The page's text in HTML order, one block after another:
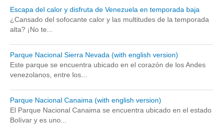
Escapa del calor y disfruta de Venezuela en temporada baja
¿Cansado del sofocante calor y las multitudes de la temporada
alta? ¡No te...
Parque Nacional Sierra Nevada (with english version)
Este parque se encuentra ubicado en el corazón de los Andes
venezolanos, entre los...
Parque Nacional Canaima (with english version)
El Parque Nacional Canaima se encuentra ubicado en el estado
Bolívar y es uno...